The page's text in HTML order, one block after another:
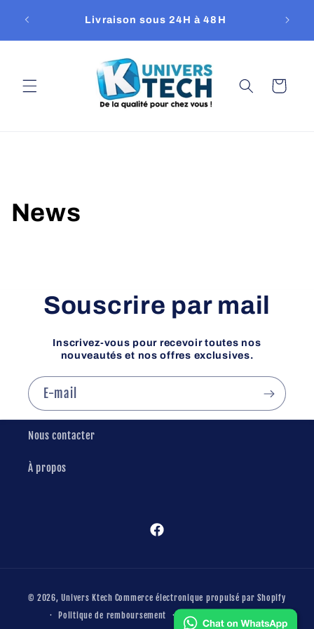
passer
contenu
Livraison sous 24H à 48H
Panier
News
Souscrire par mail
Inscrivez-vous pour recevoir toutes nos
nouveautés et nos offres exclusives.
E-mail
Nous contacter
À propos
Facebook
© 2026,Univers Ktech Commerce électronique propulsé par Shopify
Politique de remboursement
Conditions d’utilisation